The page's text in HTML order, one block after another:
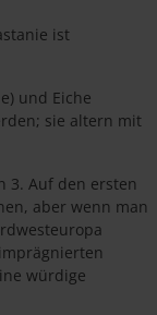
ist
und Eiche
sie altern mit
3. Auf den ersten
aber wenn man
würdige